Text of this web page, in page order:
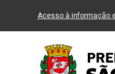
Ir ao Conteúdo
Acesso à informação